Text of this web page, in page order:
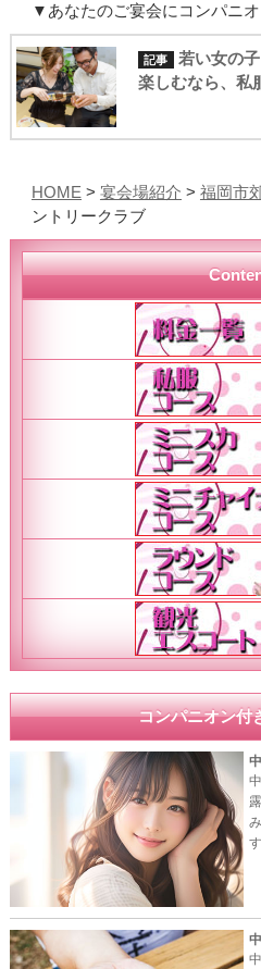
▼あなたのご宴会にコンパニ
若い女の
楽しむなら、私
HOME > 宴会場紹介 > 福岡市
ントリークラブ
コンパニオン付
す